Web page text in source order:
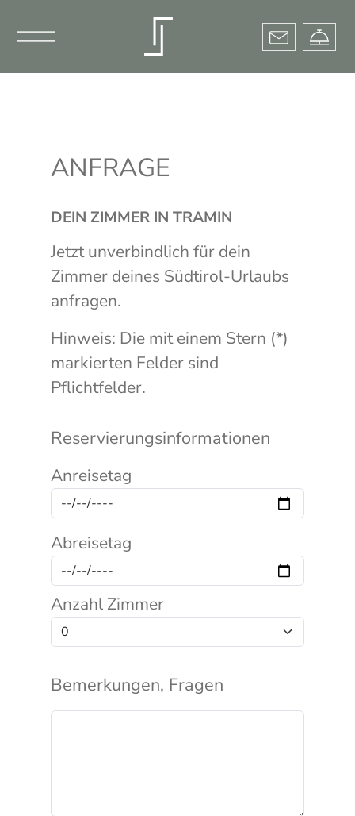
ANFRAGE
DEIN ZIMMER IN TRAMIN
Jetzt unverbindlich für dein
Zimmer deines Südtirol-Urlaubs
anfragen.
Hinweis: Die mit einem Stern (*)
markierten Felder sind
Pflichtfelder.
Reservierungsinformationen
Anreisetag
Abreisetag
Anzahl Zimmer
Bemerkungen, Fragen